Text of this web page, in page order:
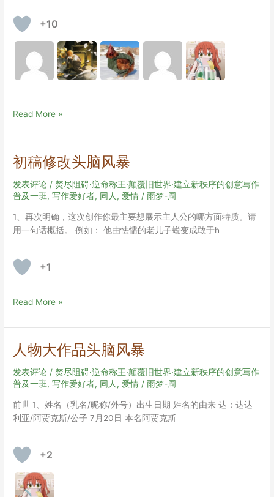
+10
【公
海
枯
石
烂
（终
Read More »
初稿修改头脑风暴
发表评论 /焚尽阻碍·逆命称王·颠覆旧世界·建立新秩序的创意写作
普及一班,写作爱好者, 同人 , 爱情 /雨梦-周
1、再次明确，这次创作你最主要想展示主人公的哪方面特质。请
用一句话概括。 例如： 他由怯懦的老儿子蜕变成敢于h
+1
初
修
改
头
脑
风
Read More »
人物大作品头脑风暴
发表评论 /焚尽阻碍·逆命称王·颠覆旧世界·建立新秩序的创意写作
普及一班,写作爱好者, 同人 , 爱情 /雨梦-周
前世 1、姓名（乳名/昵称/外号）出生日期 姓名的由来 达：达达
利亚/阿贾克斯/公子 7月20日 本名阿贾克斯
+2